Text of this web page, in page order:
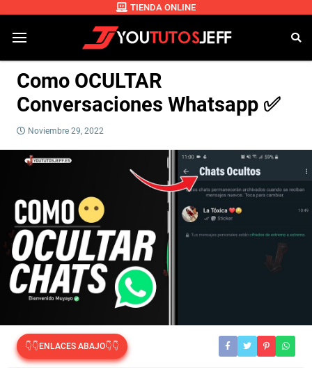
TIENDA ONLINE
Como OCULTAR
Conversaciones Whatsapp ✅
Noviembre 29, 2022
👇👇ENLACES ABAJO👇👇